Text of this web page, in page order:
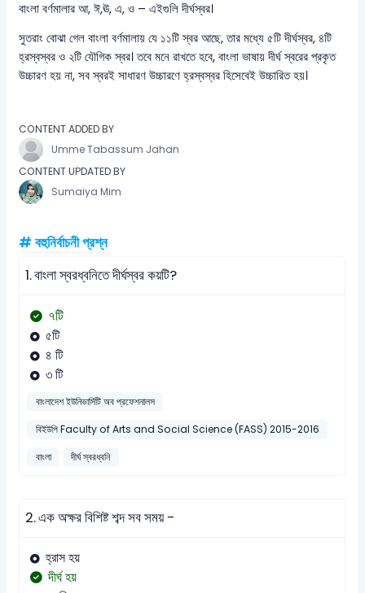
বাংলা বর্ণমালার আ, ঈ,ঊ, এ, ও – এইগুলি দীর্ঘস্বর।
সুতরাং বোঝা গেল বাংলা বর্ণমালায় যে ১১টি স্বর আছে, তার মধ্যে ৫টি দীর্ঘস্বর, ৪টি
হ্রস্বস্বর ও ২টি যৌগিক স্বর। তবে মনে রাখতে হবে, বাংলা ভাষায় দীর্ঘ স্বরের প্রকৃত
উচ্চারণ হয় না, সব স্বরই সাধারণ উচ্চারণে হ্রস্বস্বর হিসেবেই উচ্চারিত হয়।
CONTENT ADDED BY
Umme Tabassum Jahan
CONTENT UPDATED BY
Sumaiya Mim
# বহুনির্বাচনী প্রশ্ন
1.বাংলা স্বরধ্বনিতে দীর্ঘস্বর কয়টি?
৭টি
৫টি
৪ টি
৩ টি
বাংলাদেশ ইউনিভার্সিটি অব প্রফেশনালস
বিইউপি Faculty of Arts and Social Science (FASS) 2015-2016
বাংলা
দীর্ঘ স্বরধ্বনি
2.এক অক্ষর বিশিষ্ট শব্দ সব সময় -
হ্রাস হয়
দীর্ঘ হয়